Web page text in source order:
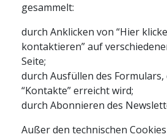
gesammelt:
durch Anklicken von “Hier
kontaktieren” auf
Seite;
durch Ausfüllen des Formulars,
“Kontakte” erreicht wird;
durch Abonnieren des
Außer den technischen